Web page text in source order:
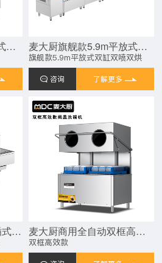
麦大厨旗舰款1.7m平放式单缸单喷淋长龙式洗碗机 麦大厨旗舰款5.9m平放式双缸双喷淋双烘干洗碗机
旗舰款5.9m平放式双缸双喷双烘
咨询 了解更多
麦大厨旗舰款2.95m斜插式单缸单喷淋长龙式洗碗机 麦大厨商用全自动双框高效款揭盖式洗碗机商用20KW
双框高效款